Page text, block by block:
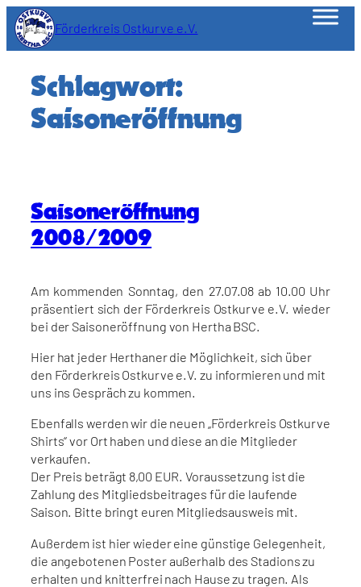
Zum
Inhalt
springen
Förderkreis Ostkurve e.V.
Schlagwort:
Saisoneröffnung
Saisoneröffnung
2008/2009
Am kommenden Sonntag, den 27.07.08 ab 10.00 Uhr
präsentiert sich der Förderkreis Ostkurve e.V. wieder
bei der Saisoneröffnung von Hertha BSC.
Hier hat jeder Herthaner die Möglichkeit, sich über
den Förderkreis Ostkurve e.V. zu informieren und mit
uns ins Gespräch zu kommen.
Ebenfalls werden wir die neuen „Förderkreis Ostkurve
Shirts“ vor Ort haben und diese an die Mitglieder
verkaufen.
Der Preis beträgt 8,00 EUR. Voraussetzung ist die
Zahlung des Mitgliedsbeitrages für die laufende
Saison. Bitte bringt euren Mitgliedsausweis mit.
Außerdem ist hier wieder eine günstige Gelegenheit,
die angebotenen Poster außerhalb des Stadions zu
erhalten und knitterfrei nach Hause zu tragen. Als